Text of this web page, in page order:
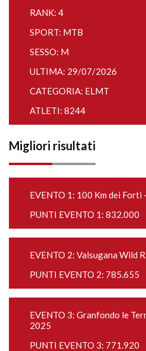
RANK: 4
SPORT: MTB
SESSO: M
ULTIMA: 29/07/2026
CATEGORIA: ELMT
ATLETI: 8244
Migliori risultati
EVENTO 1: 100 Km dei Forti
PUNTI EVENTO 1: 832.000
EVENTO 2: Valsugana Wild
PUNTI EVENTO 2: 785.655
EVENTO 3: Granfondo le
2025
PUNTI EVENTO 3: 771.920